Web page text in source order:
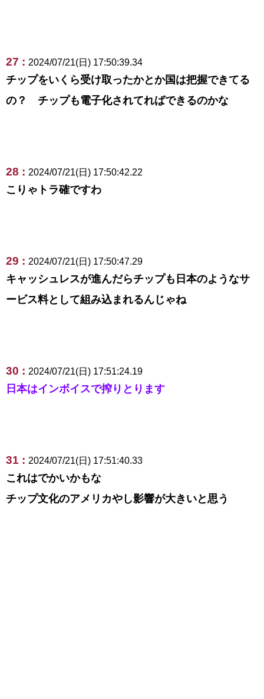
27 : 2024/07/21(日) 17:50:39.34
チップをいくら受け取ったかとか国は把握できてる
の？ チップも電子化されてればできるのかな
28 : 2024/07/21(日) 17:50:42.22
こりゃトラ確ですわ
29 : 2024/07/21(日) 17:50:47.29
キャッシュレスが進んだらチップも日本のようなサ
ービス料として組み込まれるんじゃね
30 : 2024/07/21(日) 17:51:24.19
日本はインボイスで搾りとります
31 : 2024/07/21(日) 17:51:40.33
これはでかいかもな
チップ文化のアメリカやし影響が大きいと思う